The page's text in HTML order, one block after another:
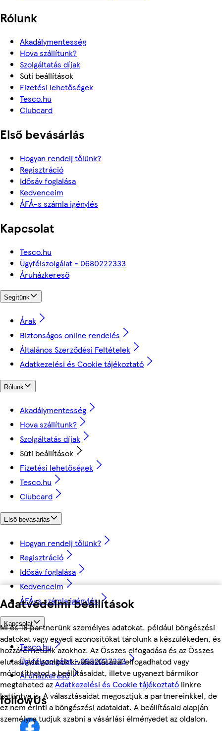
Adatvédelmi beállítások
Mi és 18 partnerünk személyes adatokat, például böngészési
adatokat vagy egyedi azonosítókat tárolunk a készülékeden, és
hozzáférhetünk azokhoz. Az Összes elfogadása és az Összes
elutasítása gombok kiválasztásával elfogadhatod vagy
módosíthatod a beállításaidat, illetve ugyanezt bármikor
megteheted azAdatkezelési és Cookie tájékoztató linkre
kattintva is. A választásaidat megosztjuk a partnereinkkel, de
ez nem érinti a böngészési adataidat. A beállításaid alapján
személyre tudjuk szabni a vásárlási élményedet az oldalon.
Rólunk
Akadálymentesség
Hova szállítunk?
Szolgáltatás díjak
Süti beállítások
Fizetési lehetőségek
Tesco.hu
Clubcard
Első bevásárlás
Hogyan rendelj tőlünk?
Regisztráció
Idősáv foglalása
Kedvenceim
ÁFÁ-s számla igénylés
Kapcsolat
Tesco.hu
Ügyfélszolgálat - 0680222333
Áruházkereső
Segítünk
Árak
Biztonságos online rendelés
Általános Szerződési Feltételek
Adatkezelési és Cookie tájékoztató
Rólunk
Akadálymentesség
Hova szállítunk?
Szolgáltatás díjak
Süti beállítások
Fizetési lehetőségek
Tesco.hu
Clubcard
Első bevásárlás
Hogyan rendelj tőlünk?
Regisztráció
Idősáv foglalása
Kedvenceim
ÁFÁ-s számla igénylés
Kapcsolat
Tesco.hu
Ügyfélszolgálat - 0680222333
Áruházkereső
followUs